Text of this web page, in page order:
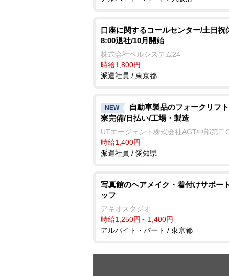
口座に関するコールセンター/土日祝
8:00退社/10月開始
株式会社ベルシステム24
時給1,800円
派遣社員 / 東京都
NEW
自動車製品のフォークリフ
寮完備/日払い/工場・製造
UTエージェント株式会社AGT中部第二
時給1,400円
派遣社員 / 愛知県
写真館のヘアメイク・着付けサポー
ッフ
アキオスタジオ
時給1,250円～1,400円
アルバイト・パート / 東京都